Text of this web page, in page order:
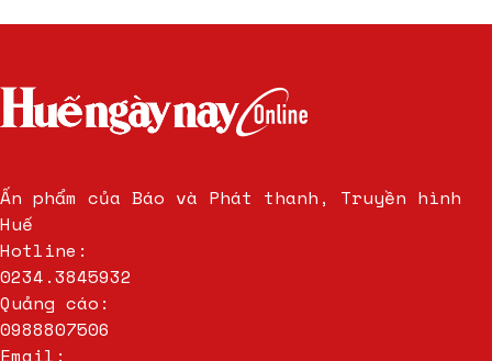
Ấn phẩm của Báo và Phát thanh, Truyền hình
Huế
Hotline:
0234.3845932
Quảng cáo:
0988807506
Email: